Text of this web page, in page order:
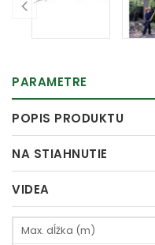
PARAMETRE
POPIS PRODUKTU
NA STIAHNUTIE
VIDEA
Max. dĺžka (m)